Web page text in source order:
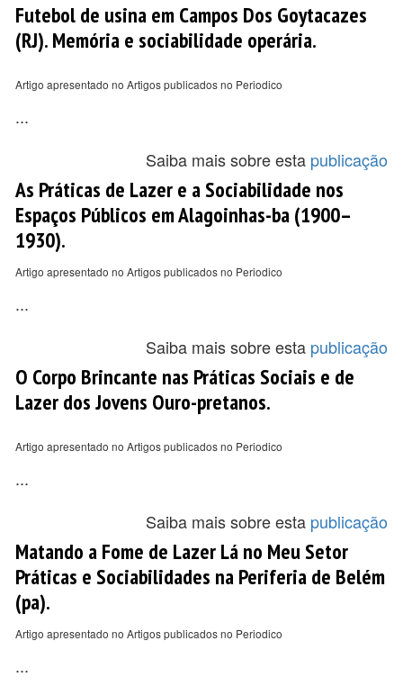
Futebol de usina em Campos Dos Goytacazes
(RJ). Memória e sociabilidade operária.
Artigo apresentado no Artigos publicados no Periodico
...
Saiba mais sobre esta publicação
As Práticas de Lazer e a Sociabilidade nos
Espaços Públicos em Alagoinhas-ba (1900–
1930).
Artigo apresentado no Artigos publicados no Periodico
...
Saiba mais sobre esta publicação
O Corpo Brincante nas Práticas Sociais e de
Lazer dos Jovens Ouro-pretanos.
Artigo apresentado no Artigos publicados no Periodico
...
Saiba mais sobre esta publicação
Matando a Fome de Lazer Lá no Meu Setor
Práticas e Sociabilidades na Periferia de Belém
(pa).
Artigo apresentado no Artigos publicados no Periodico
...